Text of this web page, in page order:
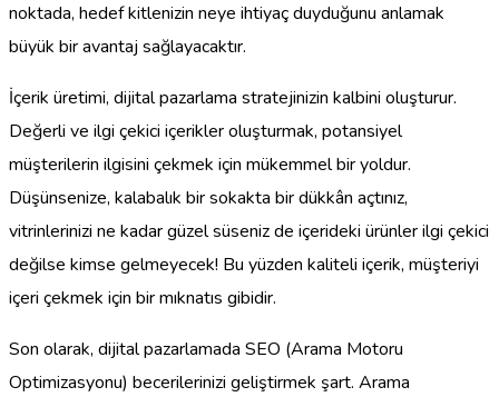
noktada, hedef kitlenizin neye ihtiyaç duyduğunu anlamak
büyük bir avantaj sağlayacaktır.
İçerik üretimi, dijital pazarlama stratejinizin kalbini oluşturur.
Değerli ve ilgi çekici içerikler oluşturmak, potansiyel
müşterilerin ilgisini çekmek için mükemmel bir yoldur.
Düşünsenize, kalabalık bir sokakta bir dükkân açtınız,
vitrinlerinizi ne kadar güzel süseniz de içerideki ürünler ilgi çekici
değilse kimse gelmeyecek! Bu yüzden kaliteli içerik, müşteriyi
içeri çekmek için bir mıknatıs gibidir.
Son olarak, dijital pazarlamada SEO (Arama Motoru
Optimizasyonu) becerilerinizi geliştirmek şart. Arama